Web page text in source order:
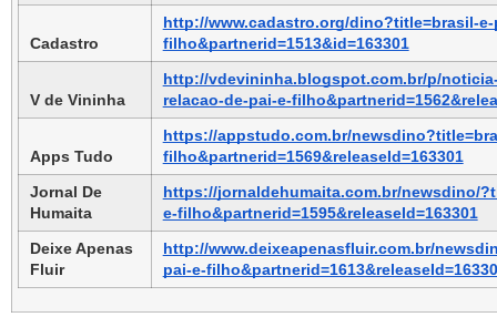
Cadastro
http://www.cadastro.org/dino?title=brasil-
filho&partnerid=1513&id=163301
V de Vininha
http://vdevininha.blogspot.com.br/p/
relacao-de-pai-e-
Apps Tudo
https://appstudo.com.br/
filho&partnerid=1569&releaseId=163301
Jornal De
Humaita
https://jornaldehumaita.com.br/newsdino/
e-filho&partnerid=1595&releaseId=163301
Deixe Apenas
Fluir
http://www.deixeapenasfluir.com.br/
pai-e-